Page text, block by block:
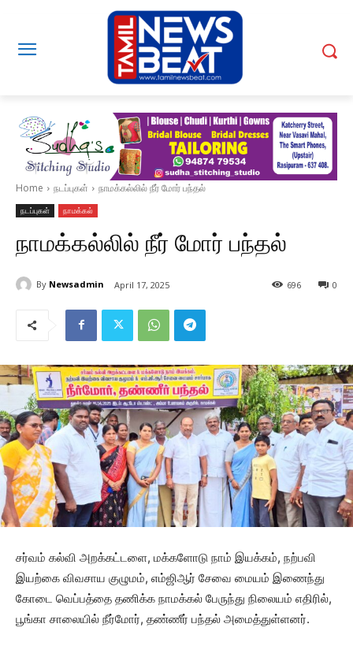
Home நடப்புகள் நாமக்கல்லில் நீர் மோர் பந்தல்
நடப்புகள் நாமக்கல்
நாமக்கல்லில் நீர் மோர் பந்தல்
By Newsadmin April 17, 2025 0
696
சர்வம் கல்வி அறக்கட்டளை, மக்களோடு நாம் இயக்கம், நற்பவி
இயற்கை விவசாய குழுமம், எம்ஜிஆர் சேவை மையம் இணைந்து
கோடை வெப்பத்தை தணிக்க நாமக்கல் பேருந்து நிலையம் எதிரில்,
பூங்கா சாலையில் நீர்மோர், தண்ணீர் பந்தல் அமைத்துள்ளனர்.